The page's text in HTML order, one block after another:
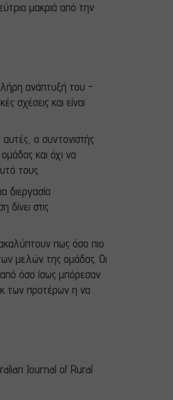
μακριά από την
ανάπτυξή του –
σχέσεις και είναι
ο συντονιστής
και όχι να
τους.
διεργασία
στις
πως όσο πιο
μελών της ομάδας. Οι
όσο ίσως μπόρεσαν
των προτέρων η να
Journal of Rural